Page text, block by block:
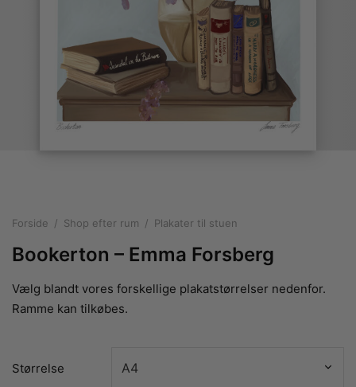
Forside / Shop efter rum / Plakater til stuen
Bookerton – Emma Forsberg
Vælg blandt vores forskellige plakatstørrelser nedenfor.
Ramme kan tilkøbes.
Størrelse
i pastelfarver
til sommerhuset
med kvinder